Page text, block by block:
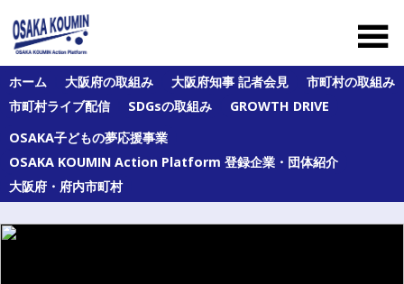
to
content
阪
府
び
府
43
町
村
ホーム 大阪府の取組み 大阪府知事 記者会見
市町村の取組み
市町村ライブ配信
SDGsの取組み
GROWTH DRIVE
OSAKA子どもの夢応援事業
OSAKA KOUMIN Action Platform 登録企業・団体紹介
大阪府・府内市町村